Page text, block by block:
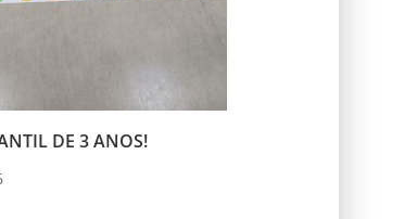
DE 3 ANOS!